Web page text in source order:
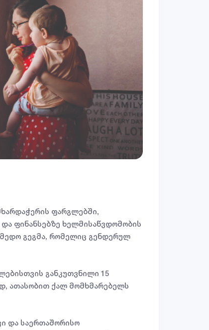
ფარგლებში,
ფინანსებზე ხელმისაწვდომობის
გეგმა, რომელიც გენდერულ
განკუთვნილი 15
ათასობით ქალ მომხმარებელს
და საერთაშორისო